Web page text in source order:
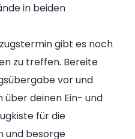
in beiden
gibt es noch
zu treffen. Bereite
vor und
deinen Ein- und
für die
und besorge